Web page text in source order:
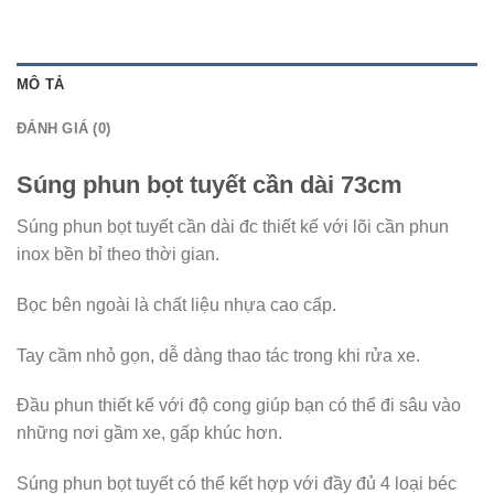
MÔ TẢ
ĐÁNH GIÁ (0)
Súng phun bọt tuyết cần dài 73cm
Súng phun bọt tuyết cần dài đc thiết kế với lõi cần phun
inox bền bỉ theo thời gian.
Bọc bên ngoài là chất liệu nhựa cao cấp.
Tay cầm nhỏ gọn, dễ dàng thao tác trong khi rửa xe.
Đầu phun thiết kế với độ cong giúp bạn có thể đi sâu vào
những nơi gầm xe, gấp khúc hơn.
Súng phun bọt tuyết có thể kết hợp với đầy đủ 4 loại béc